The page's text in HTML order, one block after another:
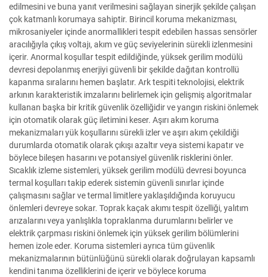
edilmesini ve buna yanıt verilmesini sağlayan sinerjik şekilde çalışan
çok katmanlı korumaya sahiptir. Birincil koruma mekanizması,
mikrosaniyeler içinde anormallikleri tespit edebilen hassas sensörler
aracılığıyla çıkış voltajı, akım ve güç seviyelerinin sürekli izlenmesini
içerir. Anormal koşullar tespit edildiğinde, yüksek gerilim modülü
devresi depolanmış enerjiyi güvenli bir şekilde dağıtan kontrollü
kapanma sıralarını hemen başlatır. Ark tespiti teknolojisi, elektrik
arkının karakteristik imzalarını belirlemek için gelişmiş algoritmalar
kullanan başka bir kritik güvenlik özelliğidir ve yangın riskini önlemek
için otomatik olarak güç iletimini keser. Aşırı akım koruma
mekanizmaları yük koşullarını sürekli izler ve aşırı akım çekildiği
durumlarda otomatik olarak çıkışı azaltır veya sistemi kapatır ve
böylece bileşen hasarını ve potansiyel güvenlik risklerini önler.
Sıcaklık izleme sistemleri, yüksek gerilim modülü devresi boyunca
termal koşulları takip ederek sistemin güvenli sınırlar içinde
çalışmasını sağlar ve termal limitlere yaklaşıldığında koruyucu
önlemleri devreye sokar. Toprak kaçak akımı tespit özelliği, yalıtım
arızalarını veya yanlışlıkla topraklanma durumlarını belirler ve
elektrik çarpması riskini önlemek için yüksek gerilim bölümlerini
hemen izole eder. Koruma sistemleri ayrıca tüm güvenlik
mekanizmalarının bütünlüğünü sürekli olarak doğrulayan kapsamlı
kendini tanıma özelliklerini de içerir ve böylece koruma